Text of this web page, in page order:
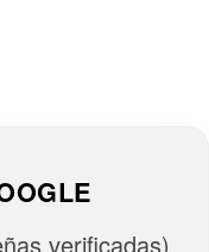
verificadas)